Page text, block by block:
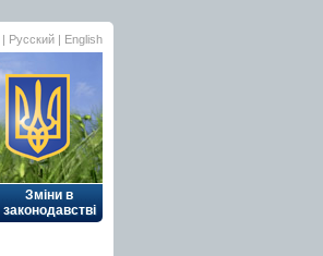
| Русский | English
Зміни в
законодавстві